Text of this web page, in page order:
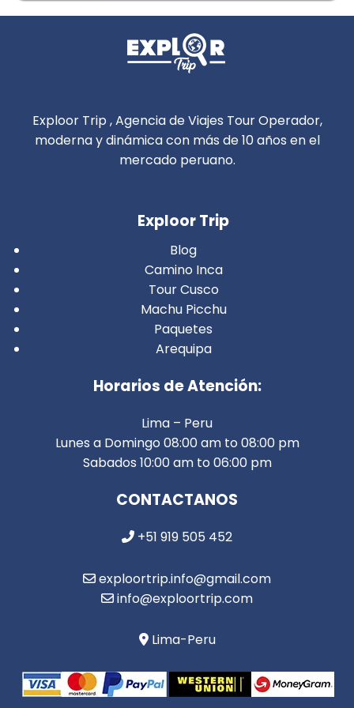
Exploor Trip , Agencia de Viajes Tour Operador,
moderna y dinámica con más de 10 años en el
mercado peruano.
Exploor Trip
Blog
Camino Inca
Tour Cusco
Machu Picchu
Paquetes
Arequipa
Horarios de Atención:
Lima – Peru
Lunes a Domingo 08:00 am to 08:00 pm
Sabados 10:00 am to 06:00 pm
CONTACTANOS
+51 919 505 452
exploortrip.info@gmail.com
info@exploortrip.com
Lima-Peru